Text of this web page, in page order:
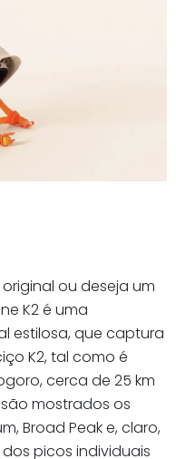
ou deseja um
K2 é uma
estilosa, que captura
K2, tal como é
cerca de 25 km
mostrados os
Broad Peak e, claro,
picos individuais